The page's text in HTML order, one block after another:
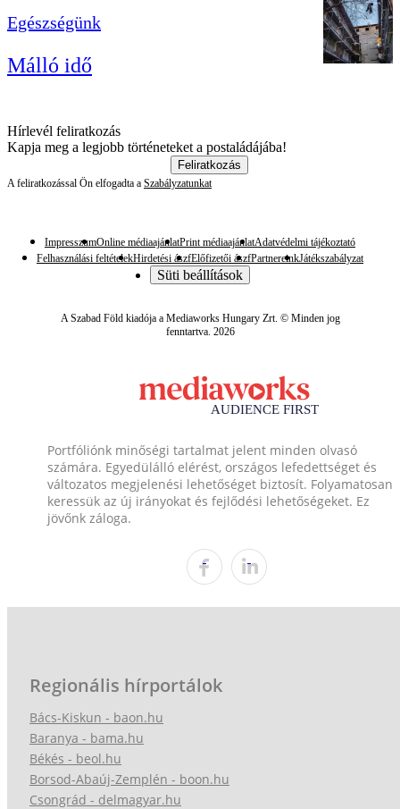
Egészségünk
Málló idő
Hírlevél feliratkozás
Kapja meg a legjobb történeteket a postaládájába!
Feliratkozás
A feliratkozással Ön elfogadta a Szabályzatunkat
ImpresszumOnline médiaajánlatPrint médiaajánlatAdatvédelmi tájékoztató
Felhasználási feltételekHirdetési ászfElőfizetői ászfPartnereinkJátékszabályzat
Süti beállítások
A Szabad Föld kiadója a Mediaworks Hungary Zrt. © Minden jog
fenntartva. 2026
Portfóliónk minőségi tartalmat jelent minden olvasó
számára. Egyedülálló elérést, országos lefedettséget és
változatos megjelenési lehetőséget biztosít. Folyamatosan
keressük az új irányokat és fejlődési lehetőségeket. Ez
jövőnk záloga.
Regionális hírportálok
Bács-Kiskun - baon.hu
Baranya - bama.hu
Békés - beol.hu
Borsod-Abaúj-Zemplén - boon.hu
Csongrád - delmagyar.hu